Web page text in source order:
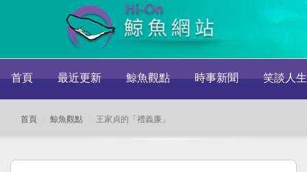
首頁 最近更新 鯨魚觀點 時事新聞 笑談人生
首頁 鯨魚觀點 王家貞的「禮義廉」